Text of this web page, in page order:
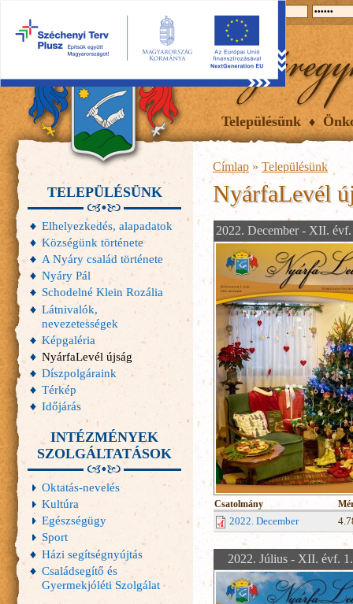
Településünk
Címlap » Településünk
NyárfaLevél
2022. December - XII. évf.
Csatolmány
2022. December
2022. Július - XII. évf.
TELEPÜLÉSÜNK
Elhelyezkedés, alapadatok
Községünk története
A Nyáry család története
Nyáry Pál
Schodelné Klein Rozália
Látnivalók,
nevezetességek
Képgaléria
NyárfaLevél újság
Díszpolgáraink
Térkép
Időjárás
INTÉZMÉNYEK
SZOLGÁLTATÁSOK
Oktatás-nevelés
Kultúra
Egészségügy
Sport
Házi segítségnyújtás
Családsegítő és
Gyermekjóléti Szolgálat